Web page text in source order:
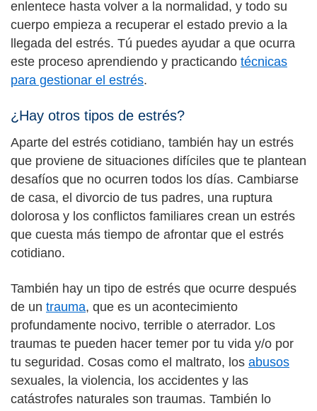
enlentece hasta volver a la normalidad, y todo su
cuerpo empieza a recuperar el estado previo a la
llegada del estrés. Tú puedes ayudar a que ocurra
este proceso aprendiendo y practicando técnicas
para gestionar el estrés.
¿Hay otros tipos de estrés?
Aparte del estrés cotidiano, también hay un estrés
que proviene de situaciones difíciles que te plantean
desafíos que no ocurren todos los días. Cambiarse
de casa, el divorcio de tus padres, una ruptura
dolorosa y los conflictos familiares crean un estrés
que cuesta más tiempo de afrontar que el estrés
cotidiano.
También hay un tipo de estrés que ocurre después
de un trauma, que es un acontecimiento
profundamente nocivo, terrible o aterrador. Los
traumas te pueden hacer temer por tu vida y/o por
tu seguridad. Cosas como el maltrato, los abusos
sexuales, la violencia, los accidentes y las
catástrofes naturales son traumas. También lo